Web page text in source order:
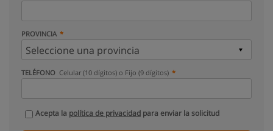
PROVINCIA
TELÉFONO Celular (10 dígitos) o Fijo (9 dígitos)
Acepta la política de privacidad para enviar la solicitud